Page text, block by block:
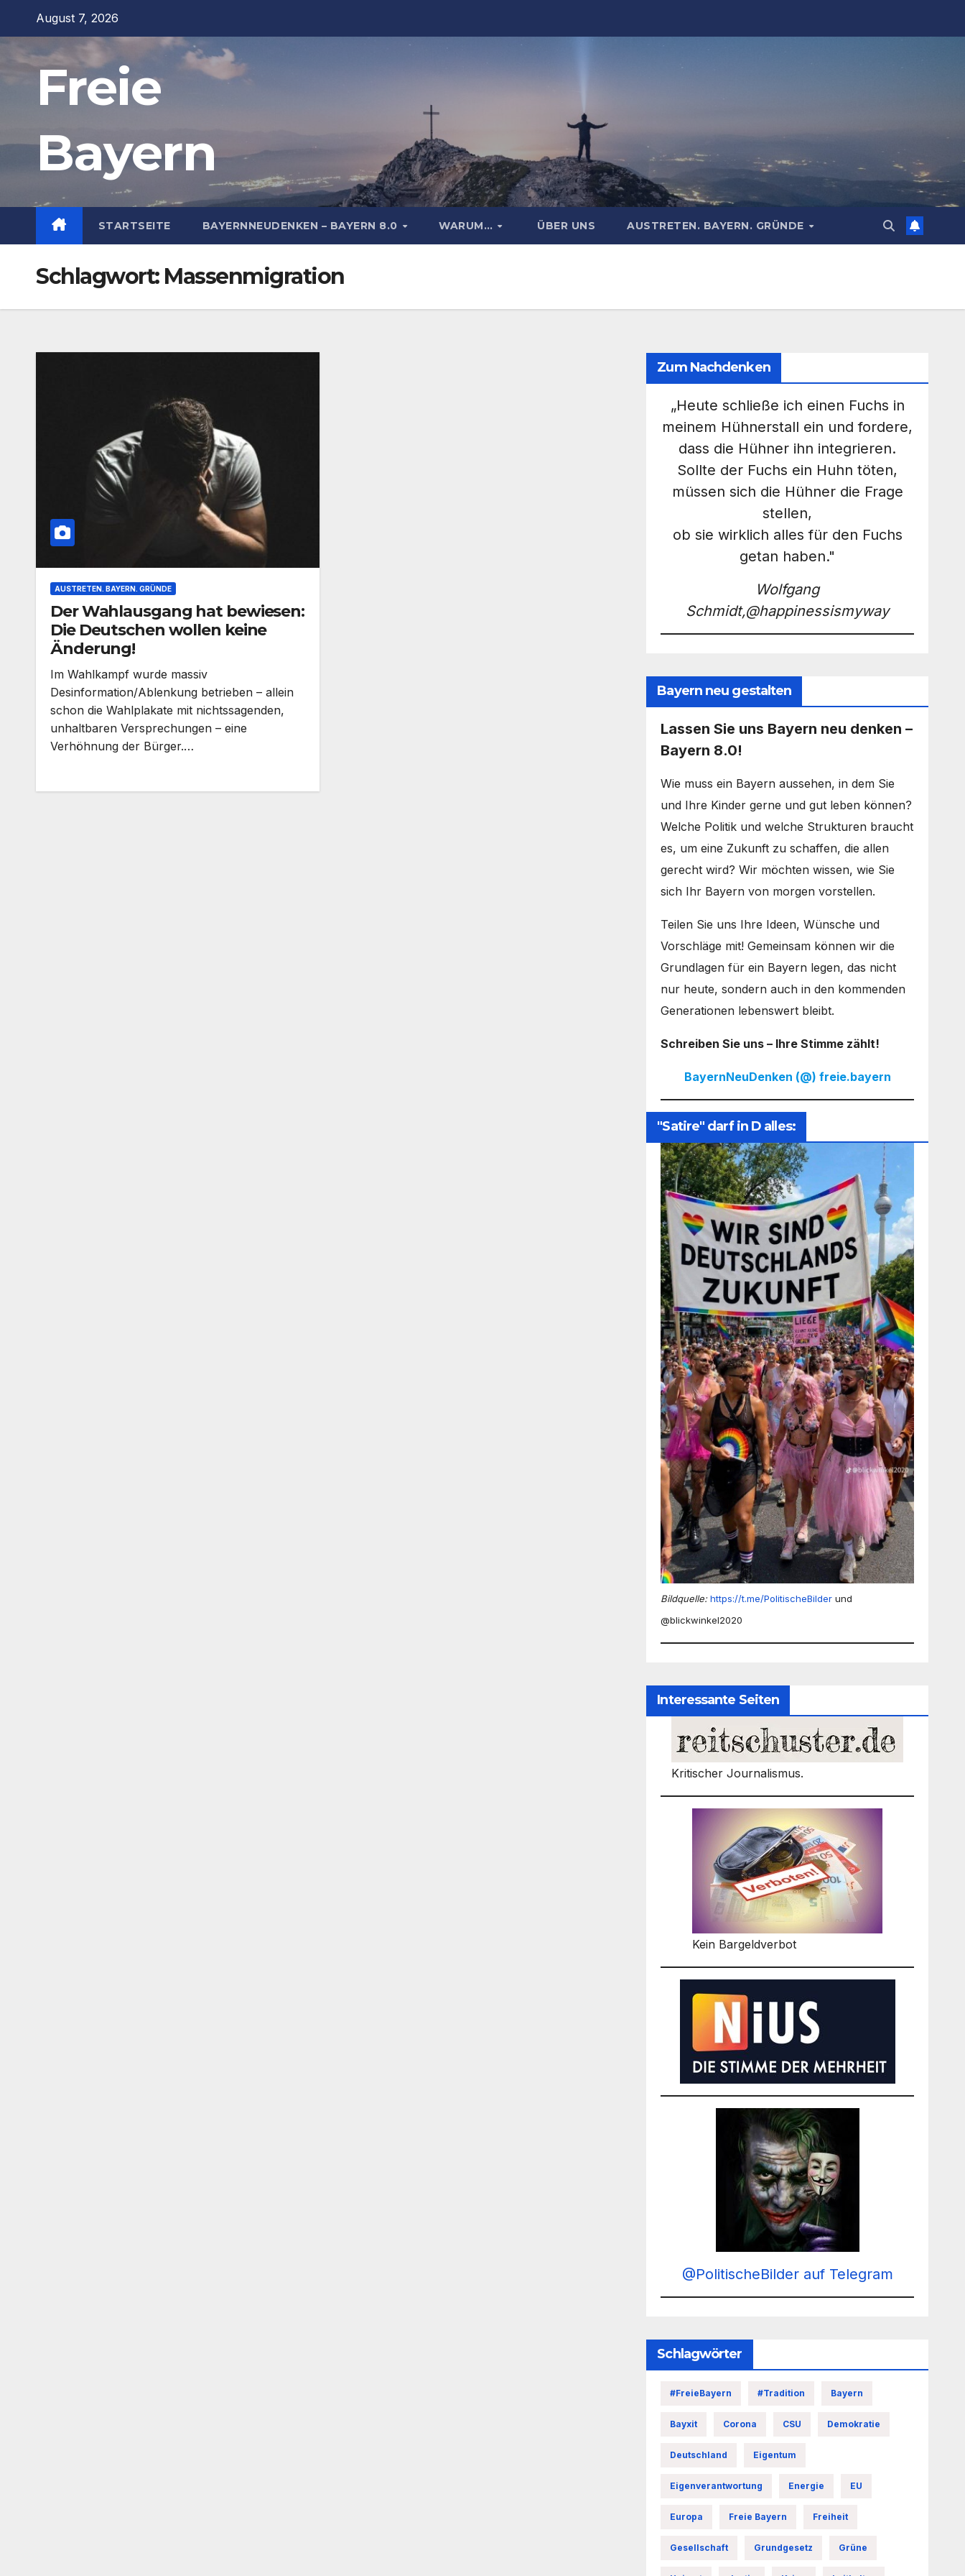
springen
August 7, 2026
Freie
Bayern
STARTSEITE BAYERNNEUDENKEN – BAYERN 8.0 WARUM… ÜBER UNS AUSTRETEN. BAYERN. GRÜNDE
Schlagwort: Massenmigration
AUSTRETEN. BAYERN. GRÜNDE
Der Wahlausgang hat bewiesen:
Die Deutschen wollen keine
Änderung!
Im Wahlkampf wurde massiv
Desinformation/Ablenkung betrieben – allein
schon die Wahlplakate mit nichtssagenden,
unhaltbaren Versprechungen – eine
Verhöhnung der Bürger.…
Zum Nachdenken
„Heute schließe ich einen Fuchs in
meinem Hühnerstall ein und fordere,
dass die Hühner ihn integrieren.
Sollte der Fuchs ein Huhn töten,
müssen sich die Hühner die Frage
stellen,
ob sie wirklich alles für den Fuchs
getan haben."
Wolfgang
Schmidt,@happinessismyway
Bayern neu gestalten
Lassen Sie uns Bayern neu denken –
Bayern 8.0!
Wie muss ein Bayern aussehen, in dem Sie
und Ihre Kinder gerne und gut leben können?
Welche Politik und welche Strukturen braucht
es, um eine Zukunft zu schaffen, die allen
gerecht wird? Wir möchten wissen, wie Sie
sich Ihr Bayern von morgen vorstellen.
Teilen Sie uns Ihre Ideen, Wünsche und
Vorschläge mit! Gemeinsam können wir die
Grundlagen für ein Bayern legen, das nicht
nur heute, sondern auch in den kommenden
Generationen lebenswert bleibt.
Schreiben Sie uns – Ihre Stimme zählt!
BayernNeuDenken (@) freie.bayern
"Satire" darf in D alles:
Bildquelle: https://t.me/PolitischeBilder und
@blickwinkel2020
Interessante Seiten
Kritischer Journalismus.
Kein Bargeldverbot
@PolitischeBilder auf Telegram
Schlagwörter
#FreieBayern #Tradition Bayern
Bayxit Corona CSU Demokratie
Deutschland Eigentum
Eigenverantwortung Energie EU
Europa Freie Bayern Freiheit
Gesellschaft Grundgesetz Grüne